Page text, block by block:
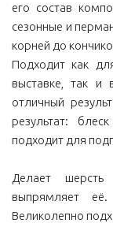
его состав
сезонные и
корней до
Подходит как
выставке, так и
отличный
результат:
подходит для
Делает
выпрямляет
Великолепно